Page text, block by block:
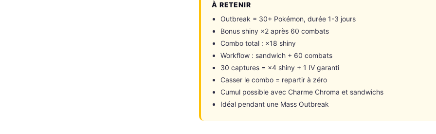
À RETENIR
Outbreak = 30+ Pokémon, durée 1-3 jours
Bonus shiny ×2 après 60 combats
Combo total : ×18 shiny
Workflow : sandwich + 60 combats
30 captures = ×4 shiny + 1 IV garanti
Casser le combo = repartir à zéro
Cumul possible avec Charme Chroma et sandwichs
Idéal pendant une Mass Outbreak